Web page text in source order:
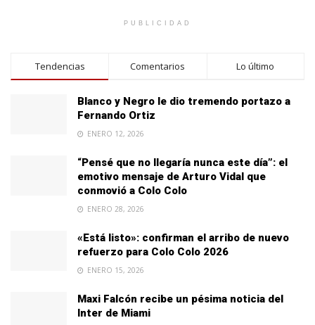
PUBLICIDAD
Tendencias Comentarios Lo último
Blanco y Negro le dio tremendo portazo a
Fernando Ortiz
ENERO 12, 2026
“Pensé que no llegaría nunca este día”: el
emotivo mensaje de Arturo Vidal que
conmovió a Colo Colo
ENERO 28, 2026
«Está listo»: confirman el arribo de nuevo
refuerzo para Colo Colo 2026
ENERO 15, 2026
Maxi Falcón recibe un pésima noticia del
Inter de Miami